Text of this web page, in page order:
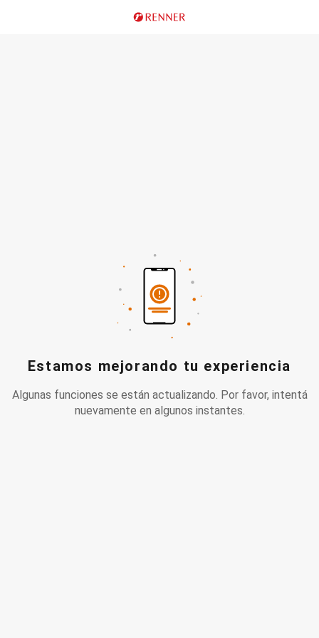
Estamos mejorando tu experiencia
Algunas funciones se están actualizando. Por favor, intentá
nuevamente en algunos instantes.